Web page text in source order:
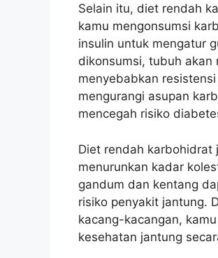
Selain itu, diet rendah
kamu mengonsumsi
insulin untuk mengatur
dikonsumsi, tubuh akan
menyebabkan
mengurangi asupan
mencegah risiko
Diet rendah karbohidrat
menurunkan kadar
gandum dan kentang
risiko penyakit jantung.
kacang-kacangan,
kesehatan jantung